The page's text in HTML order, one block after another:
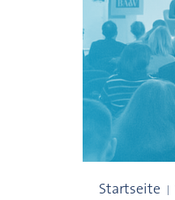
Startseite